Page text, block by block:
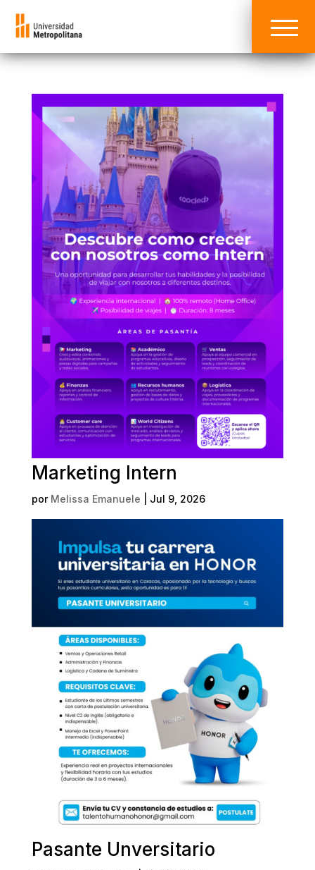
Marketing Intern
por Melissa Emanuele Jul 9, 2026
Pasante Unversitario